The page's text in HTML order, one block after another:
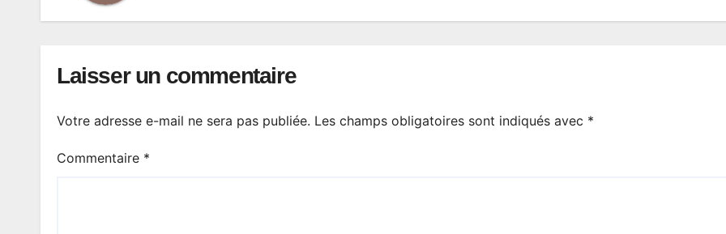
Laisser un commentaire
Votre adresse e-mail ne sera pas publiée. Les champs obligatoires sont indiqués avec *
Commentaire *